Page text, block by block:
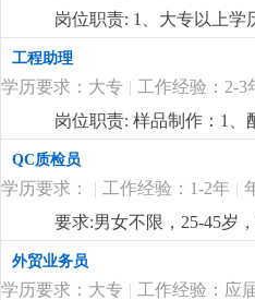
专业，大专或以上学历；
体系工作经验；3、有一
法；熟练使用spc, msa,
沟通，能够与不同层级的
题，有较强的承压能力，
岗位职责: 1、大专以上
压能力，具备良好的沟通
开关类销售方面工作经验
工作；3、国内外客户的
市场的开发，公司采取线
个国际境外专业展会等更
工程助理
学历要求：大专 | 工作经验：2-3
岗位职责: 样品制作：1
装、半成品 / 成品样机制
进、物料退换处理；样机
据、整理测试报告；样板
点）整理归档；问题反馈
辅料 / 治具管理：焊台、
样品寄送、来料样板核对
管理相关专业优先（需具
QC质检员
学历要求： | 工作经验：1-2年 |
要求:男女不限，25-45岁
外贸业务员
学历要求：大专 | 工作经验：应